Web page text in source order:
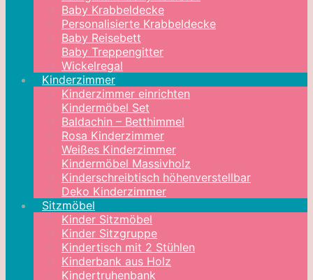
Baby Krabbeldecke
Personalisierte Krabbeldecke
Baby Reisebett
Baby Treppengitter
Wickelregal
Kinderzimmer
Kinderzimmer einrichten
Kindermöbel Set
Baldachin – Betthimmel
Rosa Kinderzimmer
Weißes Kinderzimmer
Kindermöbel Massivholz
Kinderschreibtisch höhenverstellbar
Deko Kinderzimmer
Sitzmöbel
Kinder Sitzmöbel
Kinder Sitzgruppe
Kindertisch mit 2 Stühlen
Kinderbank aus Holz
Kindertruhenbank